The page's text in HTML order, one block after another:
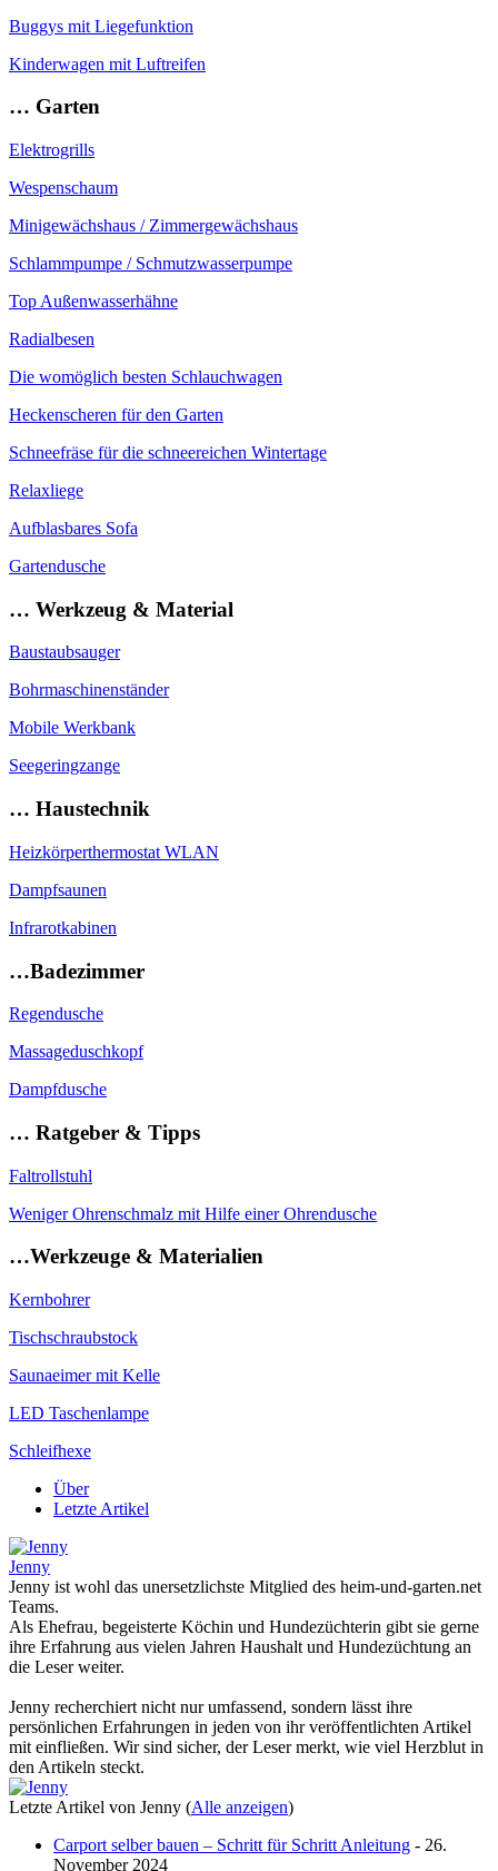
Buggys mit Liegefunktion
Kinderwagen mit Luftreifen
… Garten
Elektrogrills
Wespenschaum
Minigewächshaus / Zimmergewächshaus
Schlammpumpe / Schmutzwasserpumpe
Top Außenwasserhähne
Radialbesen
Die womöglich besten Schlauchwagen
Heckenscheren für den Garten
Schneefräse für die schneereichen Wintertage
Relaxliege
Aufblasbares Sofa
Gartendusche
… Werkzeug & Material
Baustaubsauger
Bohrmaschinenständer
Mobile Werkbank
Seegeringzange
… Haustechnik
Heizkörperthermostat WLAN
Dampfsaunen
Infrarotkabinen
…Badezimmer
Regendusche
Massageduschkopf
Dampfdusche
… Ratgeber & Tipps
Faltrollstuhl
Weniger Ohrenschmalz mit Hilfe einer Ohrendusche
…Werkzeuge & Materialien
Kernbohrer
Tischschraubstock
Saunaeimer mit Kelle
LED Taschenlampe
Schleifhexe
Über
Letzte Artikel
Jenny
Jenny ist wohl das unersetzlichste Mitglied des heim-und-garten.net
Teams.
Als Ehefrau, begeisterte Köchin und Hundezüchterin gibt sie gerne
ihre Erfahrung aus vielen Jahren Haushalt und Hundezüchtung an
die Leser weiter.
Jenny recherchiert nicht nur umfassend, sondern lässt ihre
persönlichen Erfahrungen in jeden von ihr veröffentlichten Artikel
mit einfließen. Wir sind sicher, der Leser merkt, wie viel Herzblut in
den Artikeln steckt.
Letzte Artikel von Jenny (Alle anzeigen)
Carport selber bauen – Schritt für Schritt Anleitung - 26.
November 2024